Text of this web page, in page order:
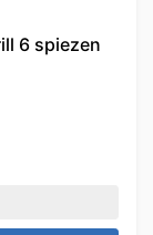
6 spiezen